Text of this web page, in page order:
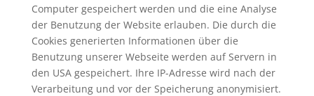
Computer gespeichert werden und die eine Analyse
der Benutzung der Website erlauben. Die durch die
Cookies generierten Informationen über die
Benutzung unserer Webseite werden auf Servern in
den USA gespeichert. Ihre IP-Adresse wird nach der
Verarbeitung und vor der Speicherung anonymisiert.